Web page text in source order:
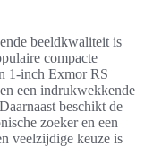
beeldkwaliteit is
compacte
1-inch Exmor RS
een indrukwekkende
beschikt de
zoeker en een
veelzijdige keuze is